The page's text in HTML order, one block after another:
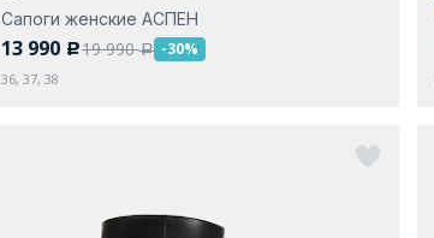
Сапоги женские АСПЕН
13 990 c19 990a -30%
36, 37, 38